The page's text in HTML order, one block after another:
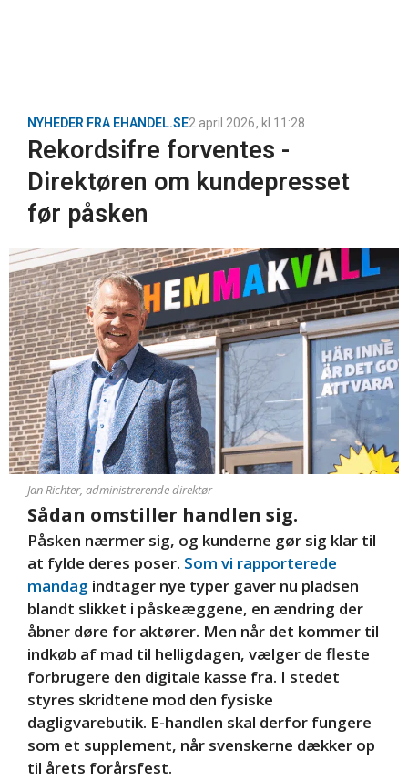
NYHEDER FRA EHANDEL.SE2 april 2026, kl 11:28
Rekordsifre forventes -
Direktøren om kundepresset
før påsken
Jan Richter, administrerende direktør
Sådan omstiller handlen sig.
Påsken nærmer sig, og kunderne gør sig klar til
at fylde deres poser. Som vi rapporterede
mandag indtager nye typer gaver nu pladsen
blandt slikket i påskeæggene, en ændring der
åbner døre for aktører. Men når det kommer til
indkøb af mad til helligdagen, vælger de fleste
forbrugere den digitale kasse fra. I stedet
styres skridtene mod den fysiske
dagligvarebutik. E-handlen skal derfor fungere
som et supplement, når svenskerne dækker op
til årets forårsfest.